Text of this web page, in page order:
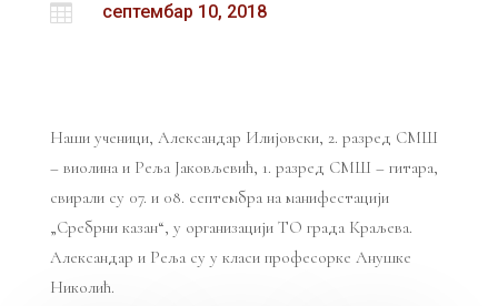
 септембар 10, 2018
Наши ученици, Александар Илијовски, 2. разред СМШ
– виолина и Реља Јаковљевић, 1. разред СМШ – гитара,
свирали су 07. и 08. септембра на манифестацији
„Сребрни казан“, у организацији ТО града Краљева.
Александар и Реља су у класи професорке Анушке
Николић.